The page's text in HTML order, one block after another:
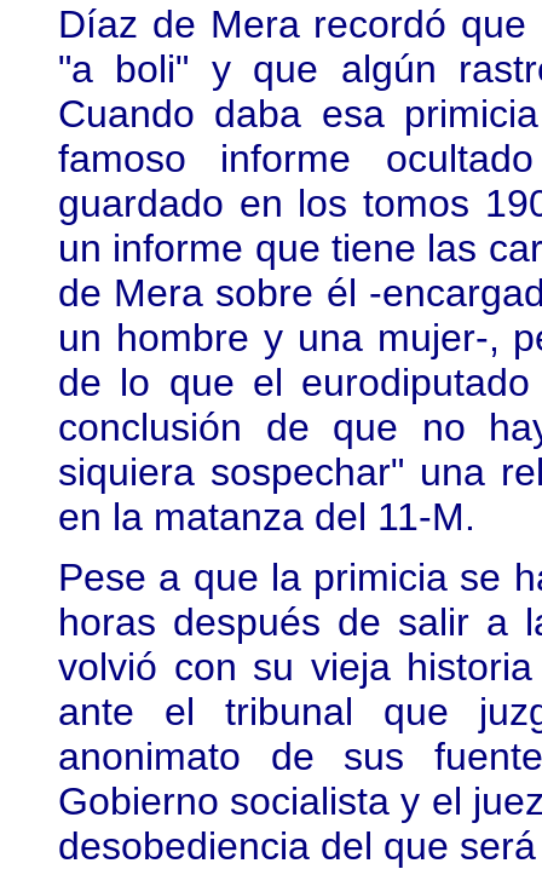
Díaz de Mera recordó
"a boli" y que algún
Cuando daba esa
famoso informe
guardado en los tomos
un informe que tiene las
de Mera sobre él -
un hombre y una mujer-,
de lo que el
conclusión de que no
siquiera sospechar" una
en la matanza del 11-M.
Pese a que la primicia se
horas después de salir a
volvió con su vieja
ante el tribunal que
anonimato de sus
Gobierno socialista y el
desobediencia del que